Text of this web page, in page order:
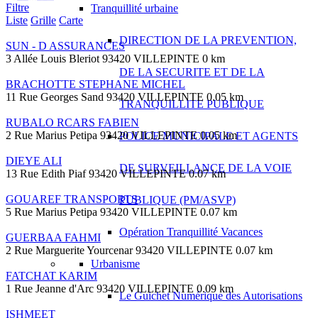
Tranquillité urbaine
DIRECTION DE LA PREVENTION,
DE LA SECURITE ET DE LA
TRANQUILLITE PUBLIQUE
POLICE MUNICIPALE ET AGENTS
DE SURVEILLANCE DE LA VOIE
PUBLIQUE (PM/ASVP)
Opération Tranquillité Vacances
Urbanisme
Le Guichet Numérique des Autorisations
Filtre
Liste Grille Carte
SUN - D ASSURANCES
3 Allée Louis Bleriot 93420 VILLEPINTE 0 km
BRACHOTTE STEPHANE MICHEL
11 Rue Georges Sand 93420 VILLEPINTE 0.05 km
RUBALO RCARS FABIEN
2 Rue Marius Petipa 93420 VILLEPINTE 0.05 km
DIEYE ALI
13 Rue Edith Piaf 93420 VILLEPINTE 0.07 km
GOUAREF TRANSPORTS
5 Rue Marius Petipa 93420 VILLEPINTE 0.07 km
GUERBAA FAHMI
2 Rue Marguerite Yourcenar 93420 VILLEPINTE 0.07 km
FATCHAT KARIM
1 Rue Jeanne d'Arc 93420 VILLEPINTE 0.09 km
ISHMEET